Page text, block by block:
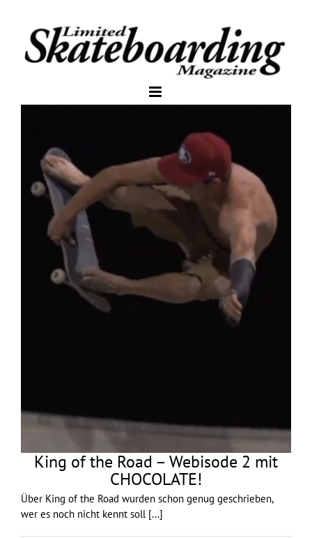
King of the Road – Webisode 2 mit
CHOCOLATE!
Über King of the Road wurden schon genug geschrieben,
wer es noch nicht kennt soll [...]